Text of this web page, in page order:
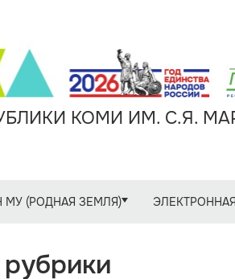
КОМИ ИМ. С.Я.
МУ (РОДНАЯ ЗЕМЛЯ)